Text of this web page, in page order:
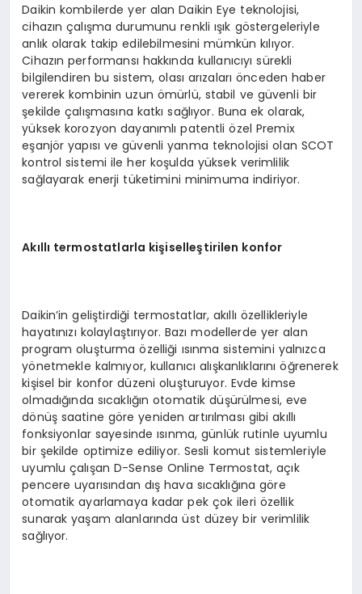
Daikin kombilerde yer alan Daikin Eye teknolojisi,
cihazın çalışma durumunu renkli ışık göstergeleriyle
anlık olarak takip edilebilmesini mümkün kılıyor.
Cihazın performansı hakkında kullanıcıyı sürekli
bilgilendiren bu sistem, olası arızaları önceden haber
vererek kombinin uzun ömürlü, stabil ve güvenli bir
şekilde çalışmasına katkı sağlıyor. Buna ek olarak,
yüksek korozyon dayanımlı patentli özel Premix
eşanjör yapısı ve güvenli yanma teknolojisi olan SCOT
kontrol sistemi ile her koşulda yüksek verimlilik
sağlayarak enerji tüketimini minimuma indiriyor.
Akıllı termostatlarla kişiselleştirilen konfor
Daikin’in geliştirdiği termostatlar, akıllı özellikleriyle
hayatınızı kolaylaştırıyor. Bazı modellerde yer alan
program oluşturma özelliği ısınma sistemini yalnızca
yönetmekle kalmıyor, kullanıcı alışkanlıklarını öğrenerek
kişisel bir konfor düzeni oluşturuyor. Evde kimse
olmadığında sıcaklığın otomatik düşürülmesi, eve
dönüş saatine göre yeniden artırılması gibi akıllı
fonksiyonlar sayesinde ısınma, günlük rutinle uyumlu
bir şekilde optimize ediliyor. Sesli komut sistemleriyle
uyumlu çalışan D-Sense Online Termostat, açık
pencere uyarısından dış hava sıcaklığına göre
otomatik ayarlamaya kadar pek çok ileri özellik
sunarak yaşam alanlarında üst düzey bir verimlilik
sağlıyor.